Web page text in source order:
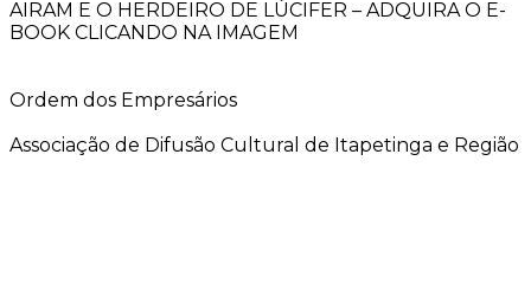
AIRAM E O HERDEIRO DE LÚCIFER – ADQUIRA O E-
BOOK CLICANDO NA IMAGEM
Ordem dos Empresários
Associação de Difusão Cultural de Itapetinga e Região